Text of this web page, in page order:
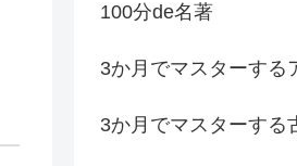
100分de名著
3か月でマスターする
3か月でマスターする